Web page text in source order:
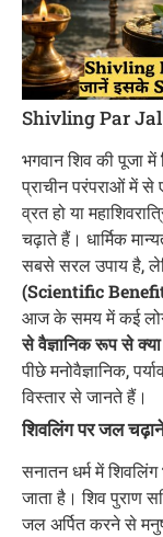
Shivling Par
भगवान शिव की पूजा में
प्राचीन परंपराओं में से
व्रत हो या
चढ़ाते हैं। धार्मिक
सबसे सरल उपाय है,
(Scientific
आज के समय में कई
से वैज्ञानिक रूप से
पीछे मनोवैज्ञानिक,
विस्तार से जानते हैं।
शिवलिंग पर जल
सनातन धर्म में
जाता है। शिव पुराण
जल अर्पित करने से